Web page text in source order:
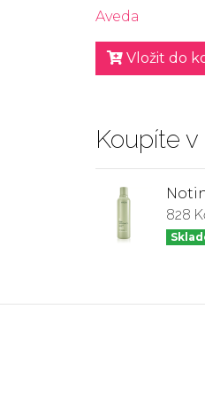
Aveda
Vložit do
Koupíte
828